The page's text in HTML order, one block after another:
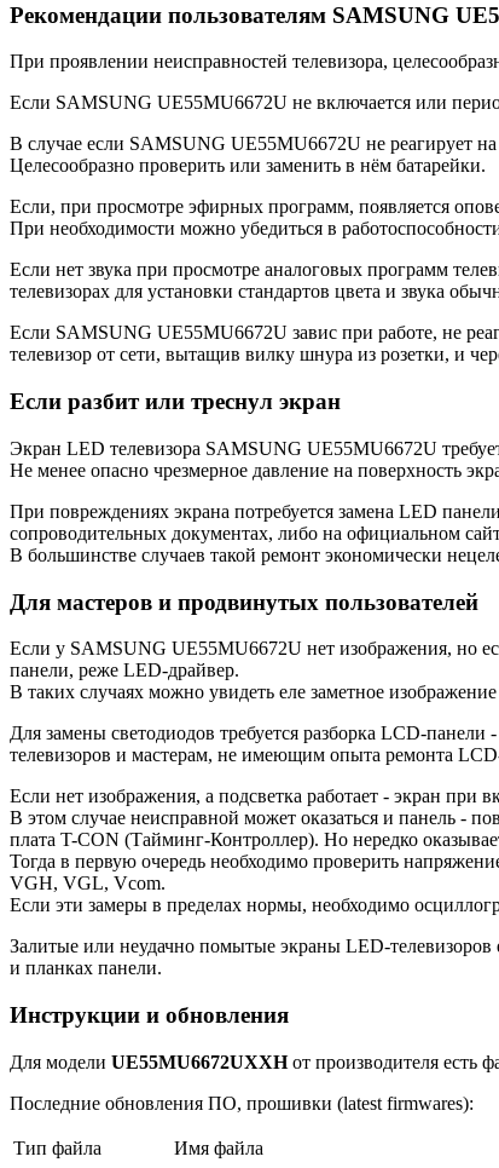
Рекомендации пользователям SAMSUNG
При проявлении неисправностей телевизора,
Если SAMSUNG UE55MU6672U не включается или
В случае если SAMSUNG UE55MU6672U не реагирует на
Целесообразно проверить или заменить в нём батарейки.
Если, при просмотре эфирных программ, появляется
При необходимости можно убедиться в
Если нет звука при просмотре аналоговых программ
телевизорах для установки стандартов цвета и звука
Если SAMSUNG UE55MU6672U завис при работе, не
телевизор от сети, вытащив вилку шнура из розетки, и
Если разбит или треснул экран
Экран LED телевизора SAMSUNG UE55MU6672U
Не менее опасно чрезмерное давление на поверхность
При повреждениях экрана потребуется замена LED
сопроводительных документах, либо на официальном
В большинстве случаев такой ремонт экономически
Для мастеров и продвинутых пользователей
Если у SAMSUNG UE55MU6672U нет изображения, но
панели, реже LED-драйвер.
В таких случаях можно увидеть еле заметное
Для замены светодиодов требуется разборка LCD-
телевизоров и мастерам, не имеющим опыта ремонта
Если нет изображения, а подсветка работает - экран при
В этом случае неисправной может оказаться и панель -
плата T-CON (Тайминг-Контроллер). Но нередко
Тогда в первую очередь необходимо проверить
VGH, VGL, Vcom.
Если эти замеры в пределах нормы, необходимо
Залитые или неудачно помытые экраны LED-
и планках панели.
Инструкции и обновления
Для модели UE55MU6672UXXHот производителя есть
Последние обновления ПО, прошивки (latest firmwares):
Тип файла Имя файла